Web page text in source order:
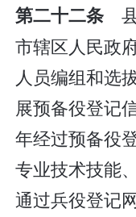
第二十二条
市辖区人民政
人员编组和选
展预备役登记
年经过预备役
专业技术技能
通过兵役登记